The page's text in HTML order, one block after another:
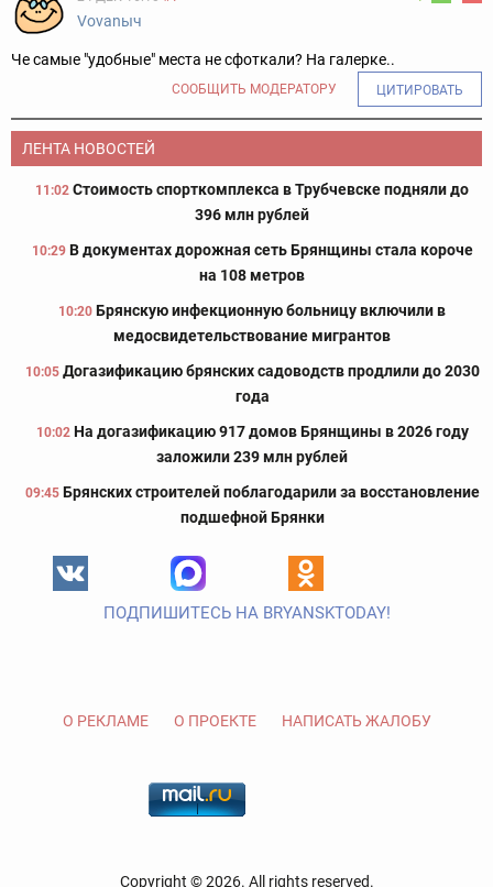
Vovanыч
Че самые "удобные" места не сфоткали? На галерке..
СООБЩИТЬ МОДЕРАТОРУ ЦИТИРОВАТЬ
ЛЕНТА НОВОСТЕЙ
11:02 Стоимость спорткомплекса в Трубчевске подняли до
396 млн рублей
10:29 В документах дорожная сеть Брянщины стала короче
на 108 метров
10:20 Брянскую инфекционную больницу включили в
медосвидетельствование мигрантов
10:05 Догазификацию брянских садоводств продлили до 2030
года
10:02 На догазификацию 917 домов Брянщины в 2026 году
заложили 239 млн рублей
09:45 Брянских строителей поблагодарили за восстановление
подшефной Брянки
ПОДПИШИТЕСЬ НА BRYANSKTODAY!
О РЕКЛАМЕ О ПРОЕКТЕ НАПИСАТЬ ЖАЛОБУ
Copyright © 2026. All rights reserved.